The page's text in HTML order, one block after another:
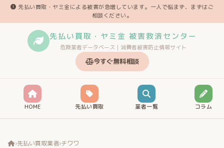
先払い買取・ヤミ金による被害が急増しています。一人で悩まず、まずはご
相談ください。
先払い買取・ヤミ金 被害救済センター
危険業者データベース｜消費者被害防止情報サイト
今すぐ無料相談
HOME 先払い買取 業者一覧 コラム
›先払い買取業者›チワワ